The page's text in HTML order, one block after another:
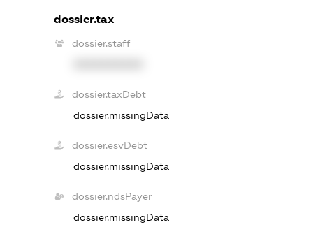
dossier.tax
dossier.staff
dossier.taxDebt
dossier.missingData
dossier.esvDebt
dossier.missingData
dossier.ndsPayer
dossier.missingData